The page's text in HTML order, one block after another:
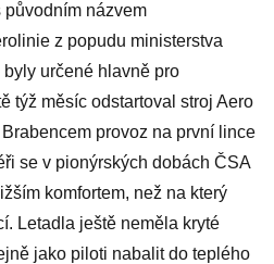
původním názvem
z popudu ministerstva
určené hlavně pro
týž měsíc odstartoval stroj Aero
provoz na první lince
se v pionýrských dobách ČSA
komfortem, než na který
Letadla ještě neměla kryté
jako piloti nabalit do teplého